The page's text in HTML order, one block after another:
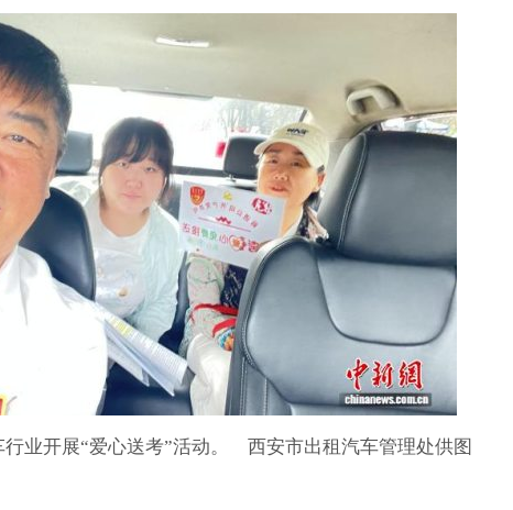
行业开展“爱心送考”活动。 西安市出租汽车管理处供图